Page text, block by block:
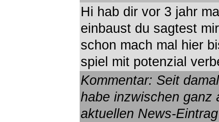
Hi hab dir vor 3 jahr
einbaust du sagtest
schon mach mal hier
spiel mit potenzial
Kommentar: Seit
habe inzwischen ganz
aktuellen News-